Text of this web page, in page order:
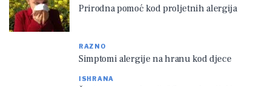
Prirodna pomoć kod proljetnih alergija
RAZNO
Simptomi alergije na hranu kod djece
ISHRANA